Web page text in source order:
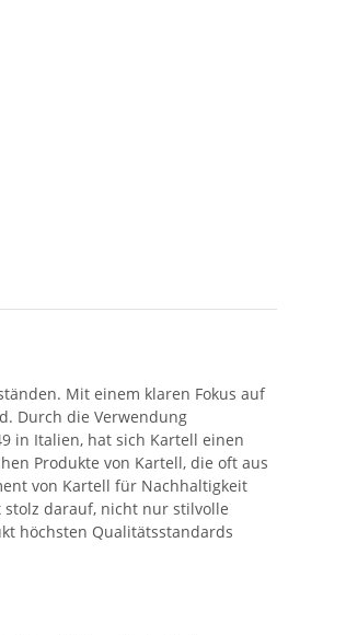
Mit einem klaren Fokus auf
Durch die Verwendung
in Italien, hat sich Kartell einen
Produkte von Kartell, die oft aus
von Kartell für Nachhaltigkeit
darauf, nicht nur stilvolle
höchsten Qualitätsstandards